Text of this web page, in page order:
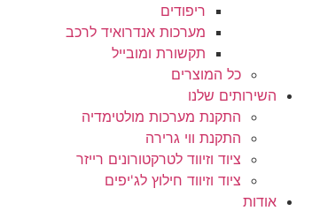
ריפודים
מערכות אנדרואיד לרכב
תקשורת ומובייל
כל המוצרים
השירותים שלנו
התקנת מערכות מולטימדיה
התקנת ווי גרירה
ציוד וזיווד לטרקטורונים רייזר
ציוד וזיווד חילוץ לג'יפים
אודות